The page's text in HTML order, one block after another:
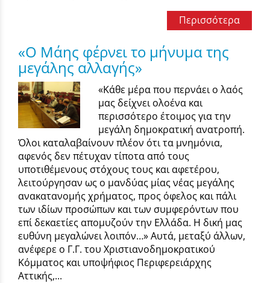
Περισσότερα
«Ο Μάης φέρνει το μήνυμα της
μεγάλης αλλαγής»
«Κάθε μέρα που περνάει ο λαός
μας δείχνει ολοένα και
περισσότερο έτοιμος για την
μεγάλη δημοκρατική ανατροπή.
Όλοι καταλαβαίνουν πλέον ότι τα μνημόνια,
αφενός δεν πέτυχαν τίποτα από τους
υποτιθέμενους στόχους τους και αφετέρου,
λειτούργησαν ως ο μανδύας μίας νέας μεγάλης
ανακατανομής χρήματος, προς όφελος και πάλι
των ιδίων προσώπων και των συμφερόντων που
επί δεκαετίες απομυζούν την Ελλάδα. Η δική μας
ευθύνη μεγαλώνει λοιπόν…» Αυτά, μεταξύ άλλων,
ανέφερε ο Γ.Γ. του Χριστιανοδημοκρατικού
Κόμματος και υποψήφιος Περιφερειάρχης
Αττικής,...